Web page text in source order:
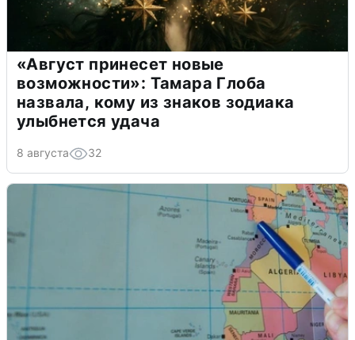
«Август принесет новые
возможности»: Тамара Глоба
назвала, кому из знаков зодиака
улыбнется удача
8 августа 32